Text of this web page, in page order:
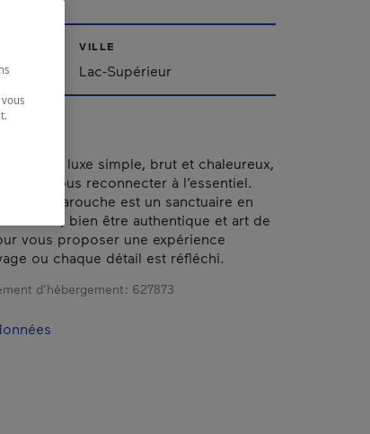
VILLE
Lac-Supérieur
un luxe simple, brut et chaleureux,
et vous reconnecter à l’essentiel.
Farouche est un sanctuaire en
discret, bien être authentique et art de
vous proposer une expérience
ou chaque détail est réfléchi.
d’hébergement : 627873